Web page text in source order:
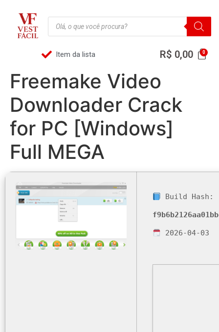
Item da lista R$ 0,00
Freemake Video
Downloader Crack
for PC [Windows]
Full MEGA
Build Hash:
2026-04-03